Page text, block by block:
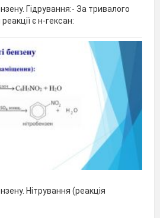
Гідрування:- За тривалого
є н-гексан:
Нітрування (реакція